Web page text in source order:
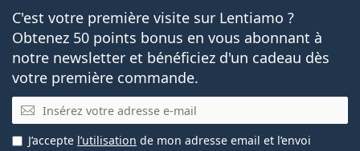
C'est votre première visite sur Lentiamo ?
Obtenez 50 points bonus en vous abonnant à
notre newsletter et bénéficiez d'un cadeau dès
votre première commande.
E-mail
J’accepte l’utilisation de mon adresse email et l’envoi